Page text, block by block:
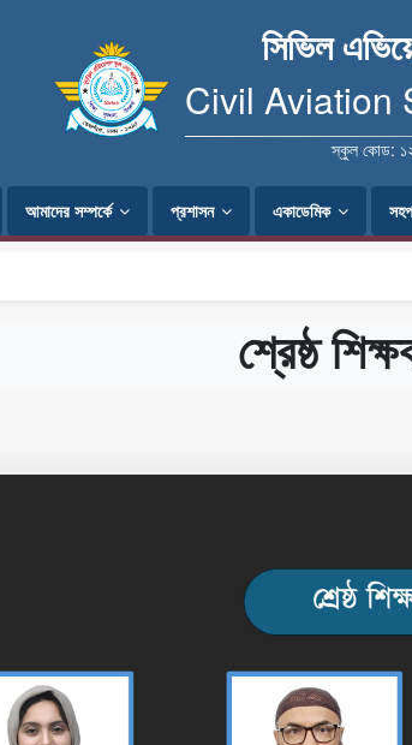
সিভিল
Civil Aviation
স্কুল কোড:
আমাদের সম্পর্কে প্রশাসন একাডেমিক
শ্রেষ্ঠ